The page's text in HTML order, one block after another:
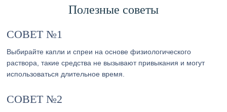
Полезные советы
СОВЕТ №1
Выбирайте капли и спреи на основе физиологического
раствора, такие средства не вызывают привыкания и могут
использоваться длительное время.
СОВЕТ №2